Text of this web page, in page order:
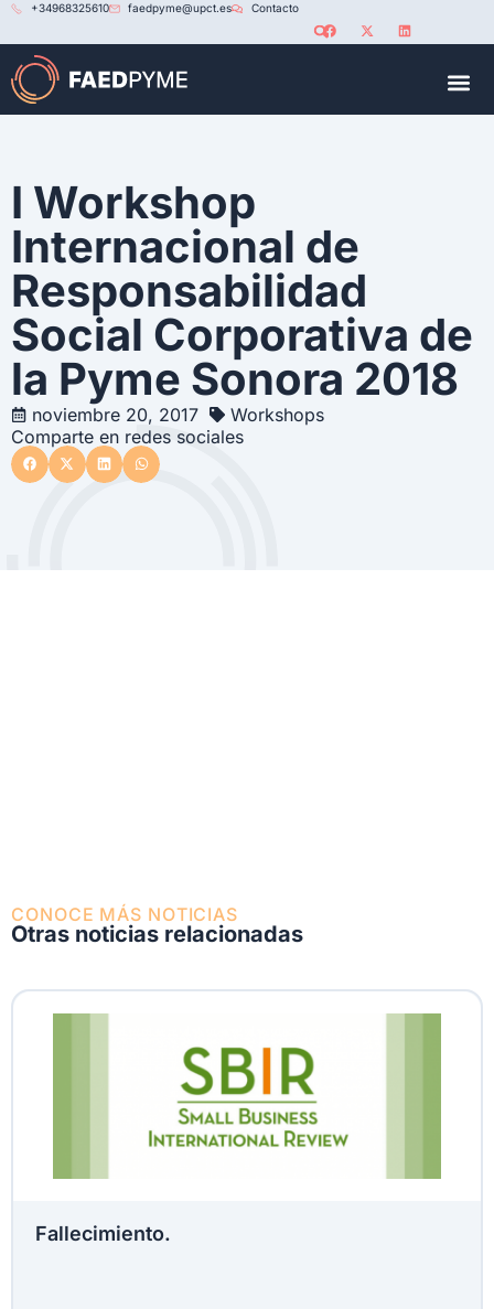
+34968325610 faedpyme@upct.es Contacto
I Workshop
Internacional de
Responsabilidad
Social Corporativa de
la Pyme Sonora 2018
noviembre 20, 2017
Workshops
Comparte en redes sociales
CONOCE MÁS NOTICIAS
Otras noticias relacionadas
Fallecimiento.